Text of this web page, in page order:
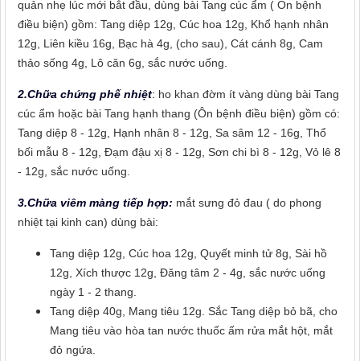
quản nhẹ lúc mới bắt đầu, dùng bài Tang cúc ẩm ( Ôn bệnh
điều biện) gồm: Tang diệp 12g, Cúc hoa 12g, Khổ hạnh nhân
12g, Liên kiều 16g, Bạc hà 4g, (cho sau), Cát cánh 8g, Cam
thảo sống 4g, Lô căn 6g, sắc nước uống.
2.Chữa chứng phế nhiệt: ho khan đờm ít vàng dùng bài Tang
cúc ẩm hoặc bài Tang hạnh thang (Ôn bệnh điều biện) gồm có:
Tang diệp 8 - 12g, Hạnh nhân 8 - 12g, Sa sâm 12 - 16g, Thổ
bối mẫu 8 - 12g, Đạm đậu xị 8 - 12g, Sơn chi bì 8 - 12g, Vỏ lê 8
- 12g, sắc nước uống.
3.Chữa viêm màng tiếp hợp: mắt sưng đỏ đau ( do phong
nhiệt tại kinh can) dùng bài:
Tang diệp 12g, Cúc hoa 12g, Quyết minh tử 8g, Sài hồ
12g, Xích thược 12g, Đăng tâm 2 - 4g, sắc nước uống
ngày 1 - 2 thang.
Tang diệp 40g, Mang tiêu 12g. Sắc Tang diệp bỏ bã, cho
Mang tiêu vào hòa tan nước thuốc ấm rửa mắt hột, mắt
đỏ ngứa.